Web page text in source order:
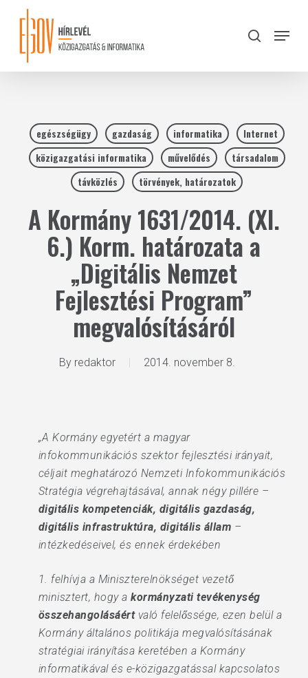
content
search
Menu
egészségügy gazdaság informatika
Internet
közigazgatási informatika
művelődés
társadalom
távközlés
törvények, határozatok
A Kormány 1631/2014. (XI.
6.) Korm. határozata a
„Digitális Nemzet
Fejlesztési Program”
megvalósításáról
By redaktor 2014. november 8.
„A Kormány egyetért a magyar
infokommunikációs szektor fejlesztési irányait,
céljait meghatározó Nemzeti Infokommunikációs
Stratégia végrehajtásával, annak négy pillére –
digitális kompetenciák, digitális gazdaság,
digitális infrastruktúra, digitális állam –
intézkedéseivel, és ennek érdekében
1. felhívja a Miniszterelnökséget vezető
minisztert, hogy akormányzati tevékenység
összehangolásáértvaló felelőssége, ezen belül a
Kormány általános politikája megvalósításának
stratégiai irányítása keretében a Kormány
informatikával és e-közigazgatással kapcsolatos
Close